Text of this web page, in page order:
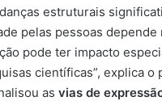
estruturais
pelas pessoas
pode ter impacto
científicas”, explica o
as vias de